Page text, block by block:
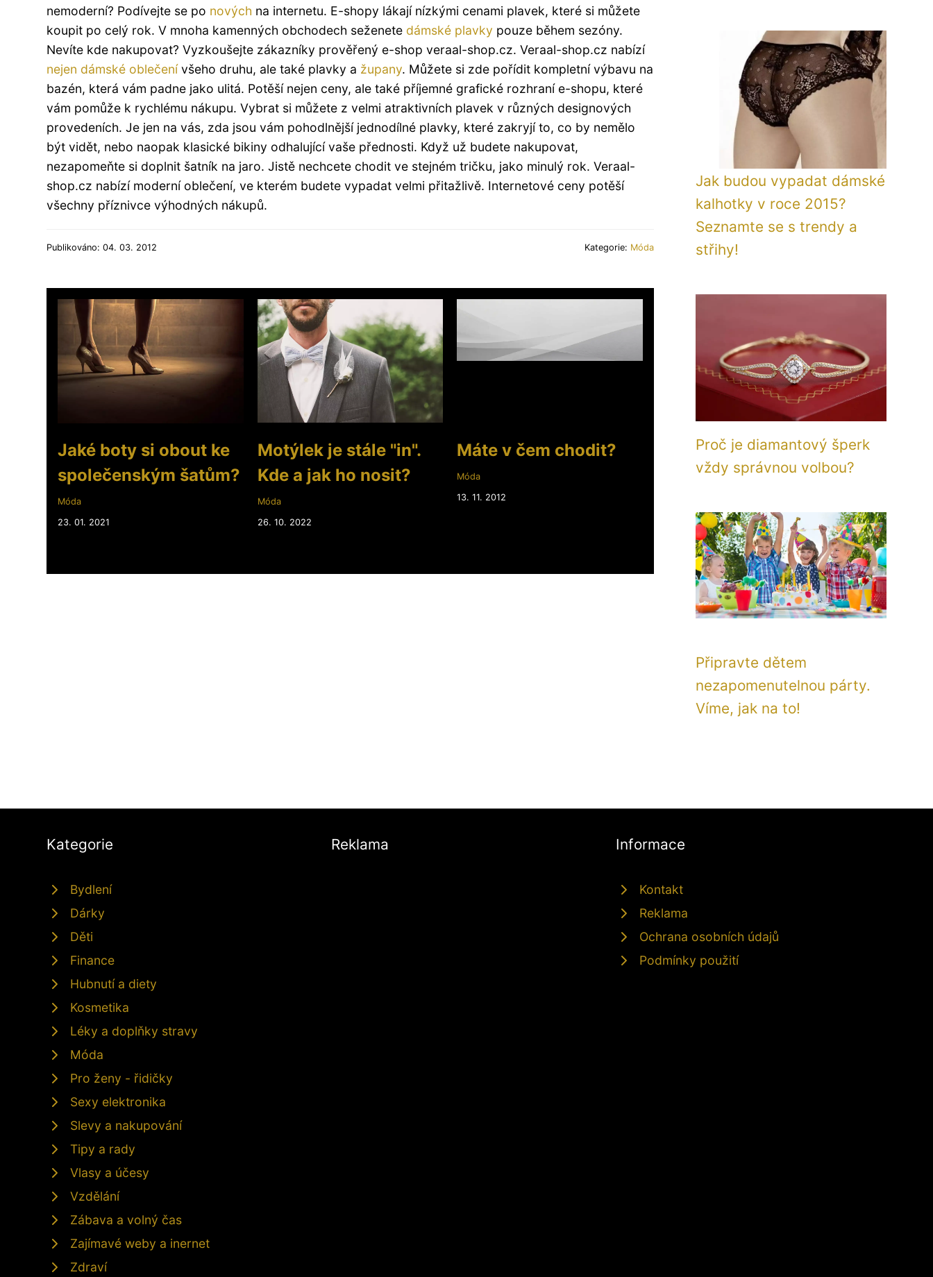
nemoderní? Podívejte se po nových na internetu. E-shopy lákají nízkými cenami plavek, které si můžete
koupit po celý rok. V mnoha kamenných obchodech seženete dámské plavky pouze během sezóny.
Nevíte kde nakupovat? Vyzkoušejte zákazníky prověřený e-shop veraal-shop.cz. Veraal-shop.cz nabízí
nejen dámské oblečenívšeho druhu, ale také plavky a župany. Můžete si zde pořídit kompletní výbavu na
bazén, která vám padne jako ulitá. Potěší nejen ceny, ale také příjemné grafické rozhraní e-shopu, které
vám pomůže k rychlému nákupu. Vybrat si můžete z velmi atraktivních plavek v různých designových
provedeních. Je jen na vás, zda jsou vám pohodlnější jednodílné plavky, které zakryjí to, co by nemělo
být vidět, nebo naopak klasické bikiny odhalující vaše přednosti. Když už budete nakupovat,
nezapomeňte si doplnit šatník na jaro. Jistě nechcete chodit ve stejném tričku, jako minulý rok. Veraal-
shop.cz nabízí moderní oblečení, ve kterém budete vypadat velmi přitažlivě. Internetové ceny potěší
všechny příznivce výhodných nákupů.
Publikováno: 04. 03. 2012 Kategorie: Móda
Jaké boty si obout ke
společenským šatům?
Móda
23. 01. 2021
Motýlek je stále "in".
Kde a jak ho nosit?
Móda
26. 10. 2022
Máte v čem chodit?
Móda
13. 11. 2012
Jak budou vypadat dámské
kalhotky v roce 2015?
Seznamte se s trendy a
střihy!
Proč je diamantový šperk
vždy správnou volbou?
Připravte dětem
nezapomenutelnou párty.
Víme, jak na to!
Kategorie
Bydlení
Dárky
Děti
Finance
Hubnutí a diety
Kosmetika
Léky a doplňky stravy
Móda
Pro ženy - řidičky
Sexy elektronika
Slevy a nakupování
Tipy a rady
Vlasy a účesy
Vzdělání
Zábava a volný čas
Zajímavé weby a inernet
Zdraví
Reklama Informace
Kontakt
Reklama
Ochrana osobních údajů
Podmínky použití